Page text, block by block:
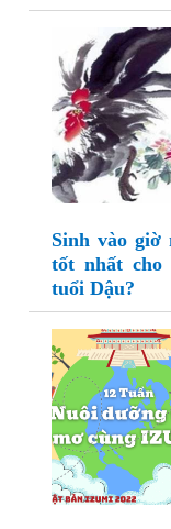
Sinh vào giờ
tốt nhất cho
tuổi Dậu?